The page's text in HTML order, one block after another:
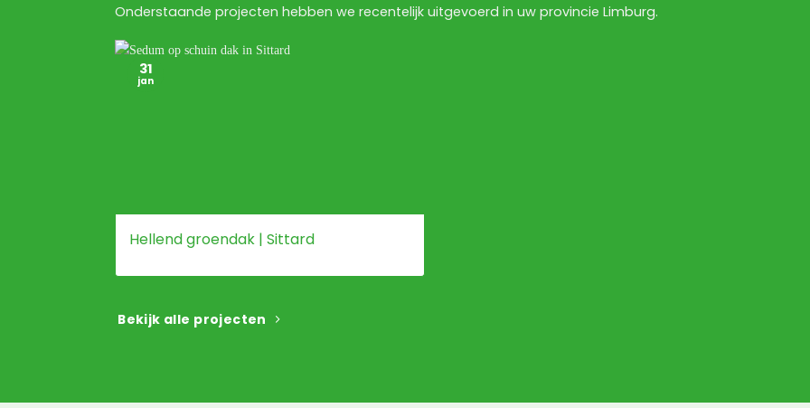
Onderstaande projecten hebben we recentelijk uitgevoerd in uw provincie Limburg.
Hellend groendak | Sittard
31
jan
Bekijk alle projecten